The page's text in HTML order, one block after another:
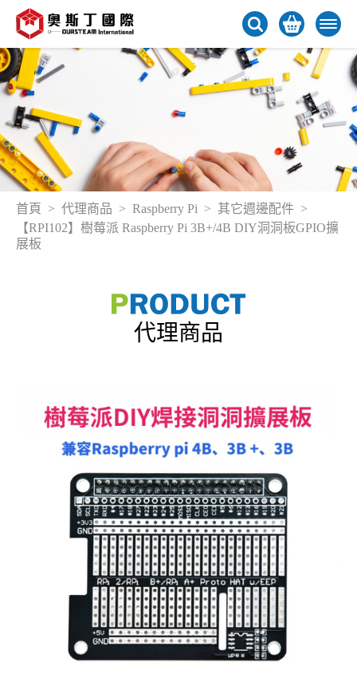
首頁 代理商品 Raspberry Pi
其它週邊配件
【RPI102】樹莓派 Raspberry Pi 3B+/4B DIY洞洞板GPIO擴
展板
代理商品